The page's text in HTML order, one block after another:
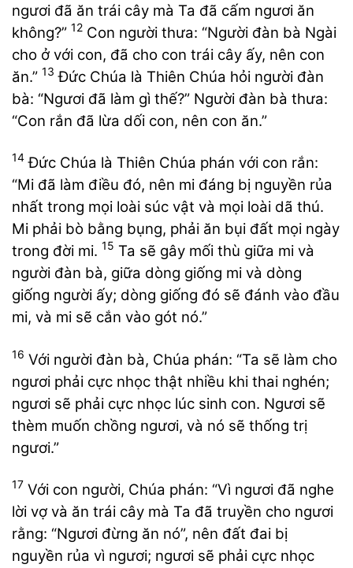
ngươi đã ăn trái cây mà Ta đã cấm ngươi ăn
không?” 12 Con người thưa: “Người đàn bà Ngài
cho ở với con, đã cho con trái cây ấy, nên con
ăn.” 13 Đức Chúa là Thiên Chúa hỏi người đàn
bà: “Ngươi đã làm gì thế?” Người đàn bà thưa:
“Con rắn đã lừa dối con, nên con ăn.”
14 Đức Chúa là Thiên Chúa phán với con rắn:
“Mi đã làm điều đó, nên mi đáng bị nguyền rủa
nhất trong mọi loài súc vật và mọi loài dã thú.
Mi phải bò bằng bụng, phải ăn bụi đất mọi ngày
trong đời mi. 15 Ta sẽ gây mối thù giữa mi và
người đàn bà, giữa dòng giống mi và dòng
giống người ấy; dòng giống đó sẽ đánh vào đầu
mi, và mi sẽ cắn vào gót nó.”
16 Với người đàn bà, Chúa phán: “Ta sẽ làm cho
ngươi phải cực nhọc thật nhiều khi thai nghén;
ngươi sẽ phải cực nhọc lúc sinh con. Ngươi sẽ
thèm muốn chồng ngươi, và nó sẽ thống trị
ngươi.”
17 Với con người, Chúa phán: “Vì ngươi đã nghe
lời vợ và ăn trái cây mà Ta đã truyền cho ngươi
rằng: “Ngươi đừng ăn nó”, nên đất đai bị
nguyền rủa vì ngươi; ngươi sẽ phải cực nhọc